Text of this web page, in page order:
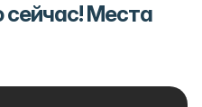
Места